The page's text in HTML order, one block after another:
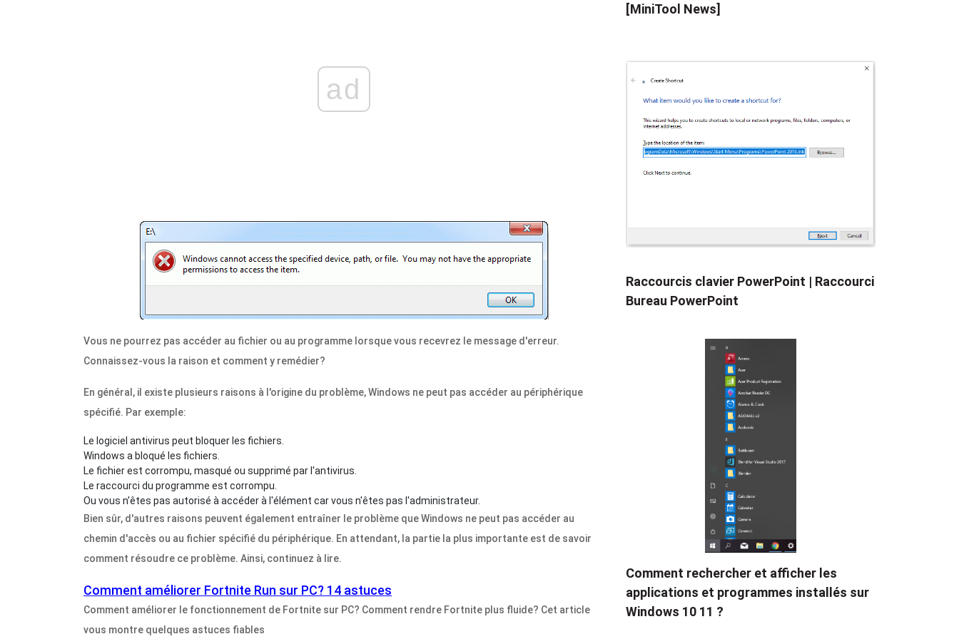
ad
Vous ne pourrez pas accéder au fichier ou au programme lorsque vous recevrez le message d'erreur.
Connaissez-vous la raison et comment y remédier?
En général, il existe plusieurs raisons à l'origine du problème, Windows ne peut pas accéder au périphérique
spécifié. Par exemple:
Le logiciel antivirus peut bloquer les fichiers.
Windows a bloqué les fichiers.
Le fichier est corrompu, masqué ou supprimé par l'antivirus.
Le raccourci du programme est corrompu.
Ou vous n'êtes pas autorisé à accéder à l'élément car vous n'êtes pas l'administrateur.
Bien sûr, d'autres raisons peuvent également entraîner le problème que Windows ne peut pas accéder au
chemin d'accès ou au fichier spécifié du périphérique. En attendant, la partie la plus importante est de savoir
comment résoudre ce problème. Ainsi, continuez à lire.
Comment améliorer Fortnite Run sur PC? 14 astuces
Comment améliorer le fonctionnement de Fortnite sur PC? Comment rendre Fortnite plus fluide? Cet article
vous montre quelques astuces fiables
[MiniTool News]
Raccourcis clavier PowerPoint | Raccourci
Bureau PowerPoint
Comment rechercher et afficher les
applications et programmes installés sur
Windows 10 11 ?